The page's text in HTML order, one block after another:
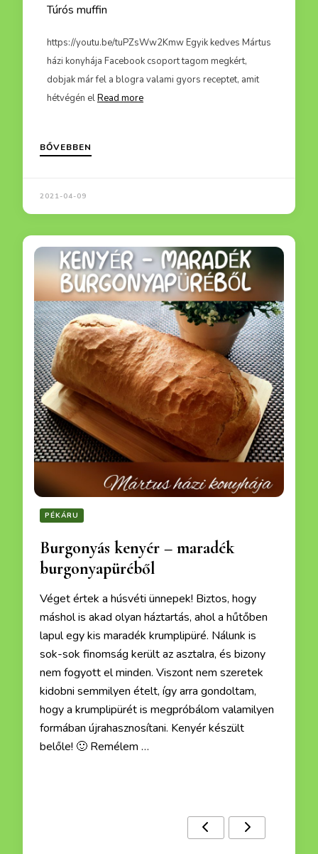
Túrós muffin
https://youtu.be/tuPZsWw2Kmw Egyik kedves Mártus
házi konyhája Facebook csoport tagom megkért,
dobjak már fel a blogra valami gyors receptet, amit
hétvégén elRead more
BŐVEBBEN
2021-04-09
PÉKÁRU
Burgonyás kenyér – maradék
burgonyapüréből
Véget értek a húsvéti ünnepek! Biztos, hogy
máshol is akad olyan háztartás, ahol a hűtőben
lapul egy kis maradék krumplipüré. Nálunk is
sok-sok finomság került az asztalra, és bizony
nem fogyott el minden. Viszont nem szeretek
kidobni semmilyen ételt, így arra gondoltam,
hogy a krumplipürét is megpróbálom valamilyen
formában újrahasznosítani. Kenyér készült
belőle! 🙂 Remélem …